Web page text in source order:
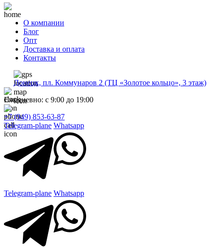
О компании
Блог
Опт
Доставка и оплата
Контакты
Донецк, пл. Коммунаров 2 (ТЦ «Золотое кольцо», 3 этаж)
Ежедневно: с 9:00 до 19:00
+7 (949) 853-63-87
Telegram-plane Whatsapp
Telegram-plane Whatsapp